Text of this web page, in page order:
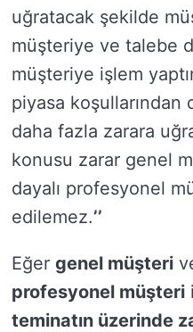
uğratacak şekilde
müşteriye ve talebe
müşteriye işlem
piyasa koşullarından
daha fazla zarara
konusu zarar genel
dayalı profesyonel
edilemez.’’
Eğer genel müşteri
profesyonel müşteri
teminatın üzerinde